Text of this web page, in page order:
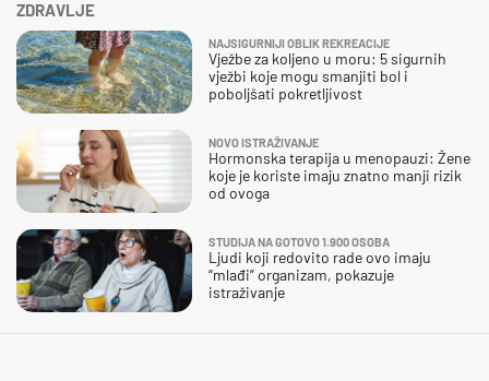
ZDRAVLJE
NAJSIGURNIJI OBLIK REKREACIJE
Vježbe za koljeno u moru: 5 sigurnih
vježbi koje mogu smanjiti bol i
poboljšati pokretljivost
NOVO ISTRAŽIVANJE
Hormonska terapija u menopauzi: Žene
koje je koriste imaju znatno manji rizik
od ovoga
STUDIJA NA GOTOVO 1.900 OSOBA
Ljudi koji redovito rade ovo imaju
“mlađi” organizam, pokazuje
istraživanje